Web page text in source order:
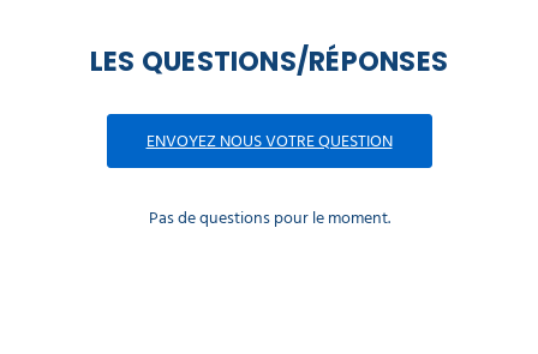
LES QUESTIONS/RÉPONSES
ENVOYEZ NOUS VOTRE QUESTION
Pas de questions pour le moment.